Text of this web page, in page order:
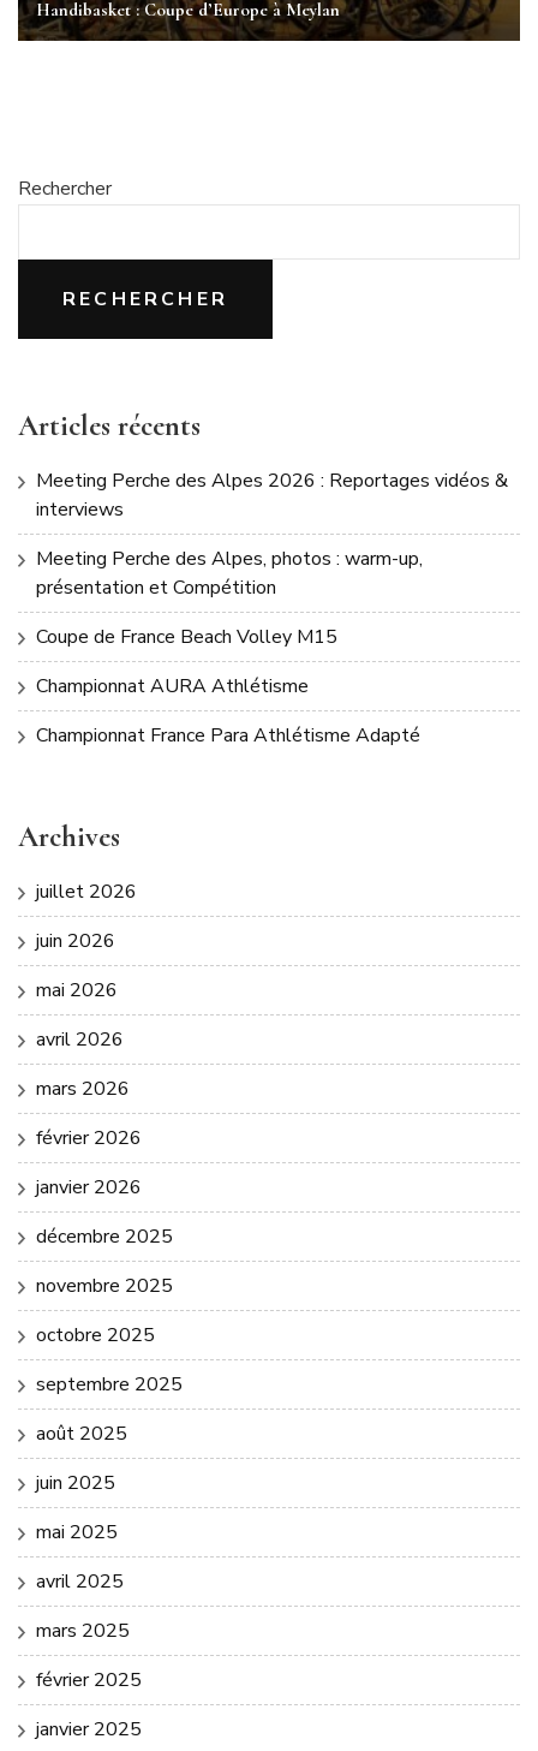
Handibasket : Coupe d’Europe à Meylan
Rechercher
RECHERCHER
Articles récents
Meeting Perche des Alpes 2026 : Reportages vidéos &
interviews
Meeting Perche des Alpes, photos : warm-up,
présentation et Compétition
Coupe de France Beach Volley M15
Championnat AURA Athlétisme
Championnat France Para Athlétisme Adapté
Archives
juillet 2026
juin 2026
mai 2026
avril 2026
mars 2026
février 2026
janvier 2026
décembre 2025
novembre 2025
octobre 2025
septembre 2025
août 2025
juin 2025
mai 2025
avril 2025
mars 2025
février 2025
janvier 2025